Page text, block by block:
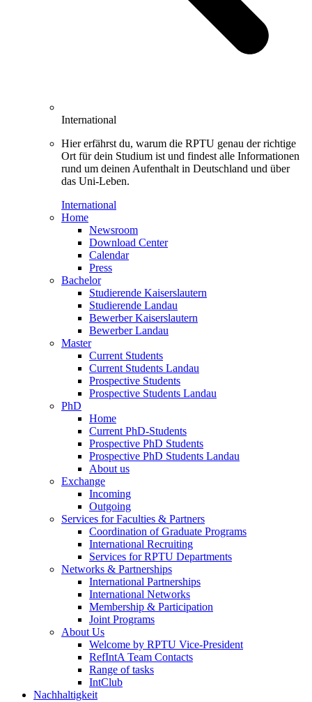
International
Hier erfährst du, warum die RPTU genau der richtige
Ort für dein Studium ist und findest alle Informationen
rund um deinen Aufenthalt in Deutschland und über
das Uni-Leben.
International
Home
Newsroom
Download Center
Calendar
Press
Bachelor
Studierende Kaiserslautern
Studierende Landau
Bewerber Kaiserslautern
Bewerber Landau
Master
Current Students
Current Students Landau
Prospective Students
Prospective Students Landau
PhD
Home
Current PhD-Students
Prospective PhD Students
Prospective PhD Students Landau
About us
Exchange
Incoming
Outgoing
Services for Faculties & Partners
Coordination of Graduate Programs
International Recruiting
Services for RPTU Departments
Networks & Partnerships
International Partnerships
International Networks
Membership & Participation
Joint Programs
About Us
Welcome by RPTU Vice-President
RefIntA Team Contacts
Range of tasks
IntClub
Nachhaltigkeit